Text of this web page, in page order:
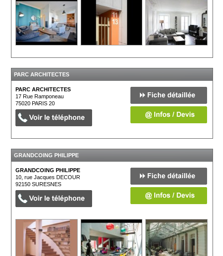
PARC ARCHITECTES
PARC ARCHITECTES
17 Rue Ramponeau
75020PARIS 20
GRANDCOING PHILIPPE
GRANDCOING PHILIPPE
10, rue Jacques DECOUR
92150SURESNES